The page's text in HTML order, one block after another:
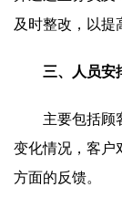
及时整改，以提
三、人员安
主要包括顾
变化情况，客户
方面的反馈。